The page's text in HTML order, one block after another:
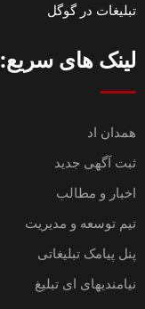
تبلیغات در گوگل
لینک های سریع:
همدان اد
ثبت آگهی جدید
اخبار و مطالب
تیم توسعه و مدیریت
پنل پیامک تبلیغاتی
نیامندیهای ای تبلیغ